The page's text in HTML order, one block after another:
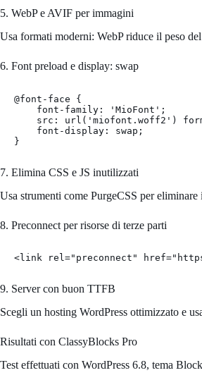
5. WebP e AVIF per immagini
Usa formati moderni: WebP riduce il peso
6. Font preload e display: swap
@font-face {
    font-family: 'MioFont';
src: url('miofont.woff2')
    font-display: swap;
}
7. Elimina CSS e JS inutilizzati
Usa strumenti come PurgeCSS per
8. Preconnect per risorse di terze parti
<link rel="preconnect"
9. Server con buon TTFB
Scegli un hosting WordPress ottimizzato e
Risultati con ClassyBlocks Pro
Test effettuati con WordPress 6.8, tema